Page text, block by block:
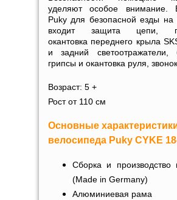
уделяют особое внимание.
Puky для безопасной езды на
входит защита цепи,
окантовка переднего крыла
и задний светоотражатели,
грипсы и окантовка руля,
Возраст: 5 +
Рост от 110 см
Основные
велосипеда Puky CYKE
Сборка и производство
(Made in Germany)
Алюминиевая рама